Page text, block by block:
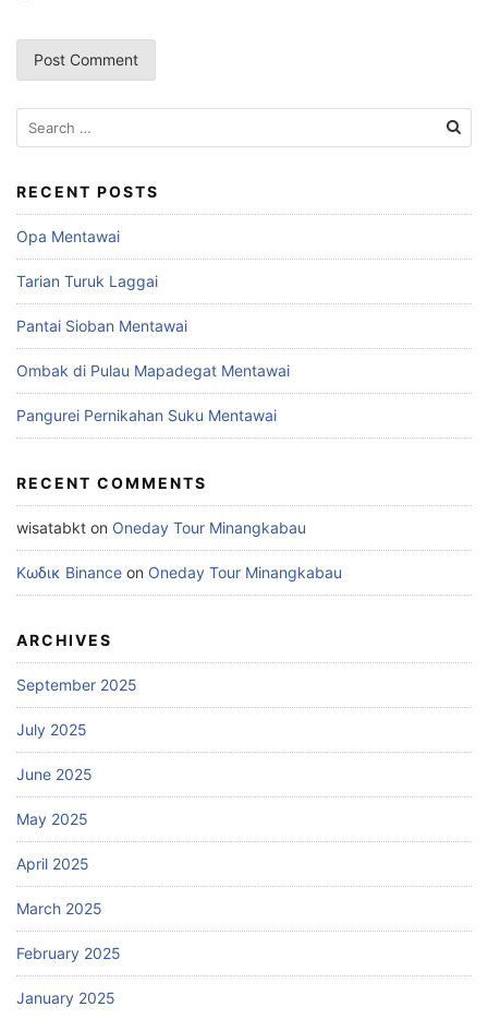
Search
for:
RECENT POSTS
Opa Mentawai
Tarian Turuk Laggai
Pantai Sioban Mentawai
Ombak di Pulau Mapadegat Mentawai
Pangurei Pernikahan Suku Mentawai
RECENT COMMENTS
wisatabkt on Oneday Tour Minangkabau
Κωδικ Binance on Oneday Tour Minangkabau
ARCHIVES
September 2025
July 2025
June 2025
May 2025
April 2025
March 2025
February 2025
January 2025